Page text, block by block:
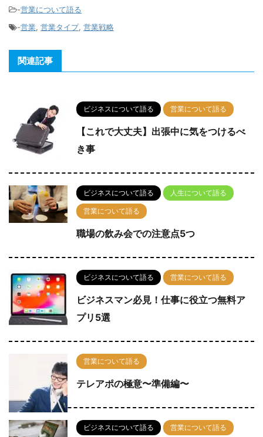
-営業について語る
-営業, 営業タイプ, 営業戦略
関連記事
ビジネスについて語る 営業について語る
【これで大丈夫】出張中に気をつけるべ
き事
ビジネスについて語る 人生について語る
営業について語る
職場の飲み会での注意点5つ
ビジネスについて語る 営業について語る
ビジネスマン必見！仕事に役立つ無料ア
プリ5選
営業について語る
テレアポの極意〜準備編〜
ビジネスについて語る 営業について語る